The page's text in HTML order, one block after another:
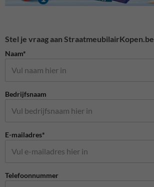
Stel je vraag aan StraatmeubilairKopen.be
Naam*
Bedrijfsnaam
E-mailadres*
Telefoonnummer